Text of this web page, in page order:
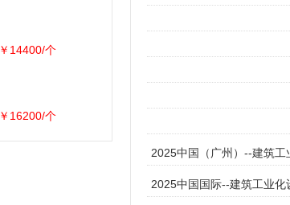
2025中国（广州）--建筑工
2025中国国际--建筑工业化
￥14400/个
￥16200/个